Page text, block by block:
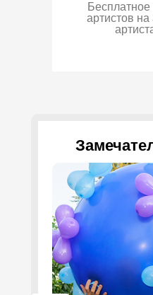
артистов